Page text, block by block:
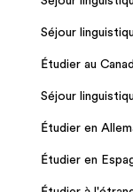
Séjour
Étudier au
Séjour
Étudier en
Étudier en